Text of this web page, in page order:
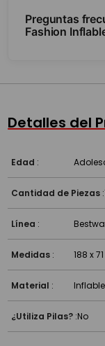
Preguntas
Fashion
Detalles del
Edad :
Cantidad de Piezas :
Línea :
Medidas : 188 x
Material : Inflable
¿Utiliza Pilas? :No